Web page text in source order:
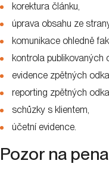
korektura článku,
úprava obsahu ze
komunikace ohledně
kontrola publikovaných
evidence zpětných
reporting zpětných
schůzky s klientem,
účetní evidence.
Pozor na